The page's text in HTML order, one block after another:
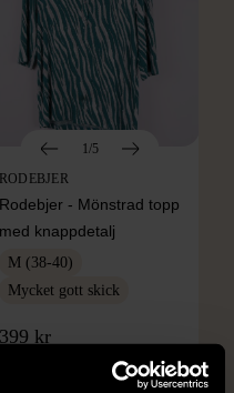
1/5
RODEBJER
Rodebjer - Mönstrad topp
med knappdetalj
M (38-40)
Mycket gott skick
399 kr